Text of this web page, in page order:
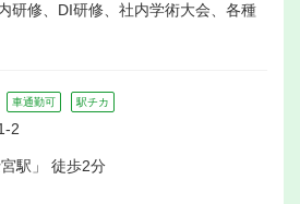
研修、DI研修、社内学術大会、各種
車通勤可 駅チカ
2
駅」 徒歩2分